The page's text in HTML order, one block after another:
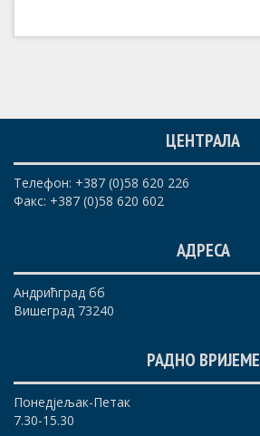
ЦЕНТРАЛА
Телефон: +387 (0)58 620 226
Факс: +387 (0)58 620 602
АДРЕСА
Андрићград бб
Вишеград 73240
РАДНО ВРИЈЕМЕ
Понедјељак-Петак
7.30-15.30